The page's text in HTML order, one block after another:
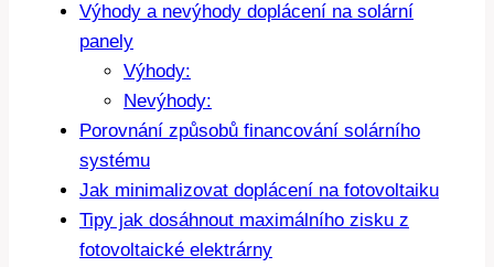
Výhody a nevýhody doplácení na solární
panely
Výhody:
Nevýhody:
Porovnání způsobů financování solárního
systému
Jak minimalizovat doplácení na fotovoltaiku
Tipy jak dosáhnout maximálního zisku z
fotovoltaické elektrárny